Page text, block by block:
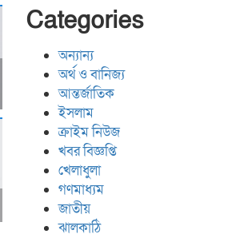
Categories
অন্যান্য
অর্থ ও বানিজ্য
আন্তর্জাতিক
ইসলাম
ক্রাইম নিউজ
খবর বিজ্ঞপ্তি
খেলাধুলা
গণমাধ্যম
জাতীয়
ঝালকাঠি